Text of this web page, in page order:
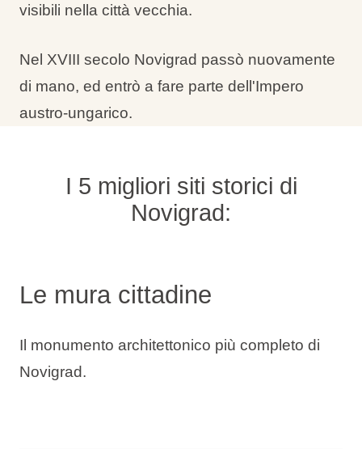
visibili nella città vecchia.
Nel XVIII secolo Novigrad passò nuovamente
di mano, ed entrò a fare parte dell'Impero
austro-ungarico.
I 5 migliori siti storici di
Novigrad:
Le mura cittadine
Il monumento architettonico più completo di
Novigrad.